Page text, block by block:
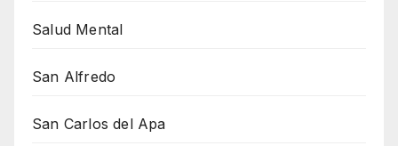
Salud Mental
San Alfredo
San Carlos del Apa